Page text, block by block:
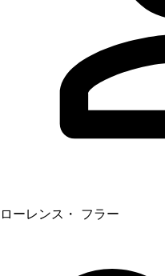
ローレンス・ フラー